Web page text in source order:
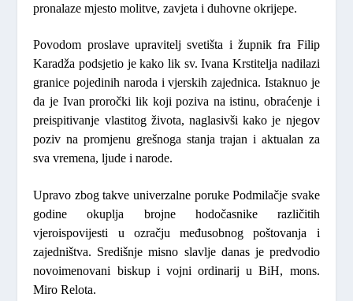
pronalaze mjesto molitve, zavjeta i duhovne okrijepe.
Povodom proslave upravitelj svetišta i župnikfra Filip
Karadža podsjetio je kako lik sv. Ivana Krstitelja nadilazi
granice pojedinih naroda i vjerskih zajednica. Istaknuo je
da je Ivan proročki lik koji poziva na istinu, obraćenje i
preispitivanje vlastitog života, naglasivši kako je njegov
poziv na promjenu grešnoga stanja trajan i aktualan za
sva vremena, ljude i narode.
Upravo zbog takve univerzalne poruke Podmilačje svake
godine okuplja brojne hodočasnike različitih
vjeroispovijesti u ozračju međusobnog poštovanja i
zajedništva. Središnje misno slavlje danas je predvodio
novoimenovani biskup i vojni ordinarij u BiH, mons.
Miro Relota.